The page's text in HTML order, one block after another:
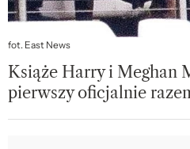
fot. East News
Książe Harry i Meghan
pierwszy oficjalnie